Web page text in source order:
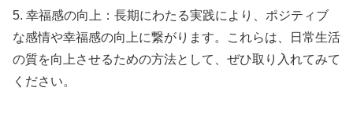
5. 幸福感の向上：長期にわたる実践により、ポジティブ
な感情や幸福感の向上に繋がります。これらは、日常生活
の質を向上させるための方法として、ぜひ取り入れてみて
ください。